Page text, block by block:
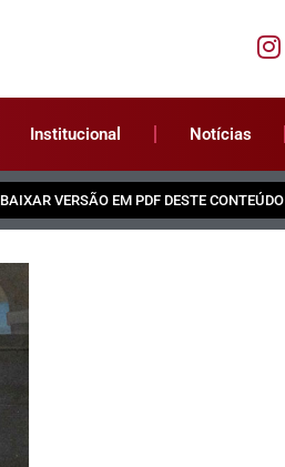
Institucional Notícias
BAIXAR VERSÃO EM PDF DESTE CONTEÚDO